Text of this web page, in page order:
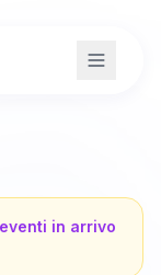
in arrivo